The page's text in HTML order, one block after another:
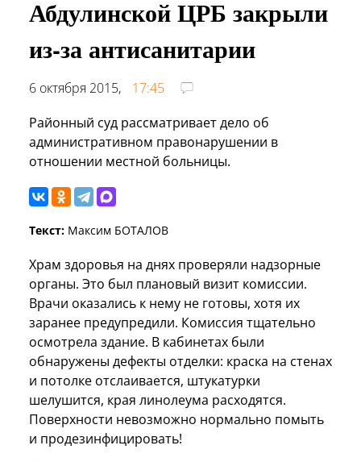
Абдулинской ЦРБ закрыли
из-за антисанитарии
6 октября 2015,
17:45
Районный суд рассматривает дело об
административном правонарушении в
отношении местной больницы.
Текст: Максим БОТАЛОВ
Храм здоровья на днях проверяли надзорные
органы. Это был плановый визит комиссии.
Врачи оказались к нему не готовы, хотя их
заранее предупредили. Комиссия тщательно
осмотрела здание. В кабинетах были
обнаружены дефекты отделки: краска на стенах
и потолке отслаивается, штукатурки
шелушится, края линолеума расходятся.
Поверхности невозможно нормально помыть
и продезинфицировать!